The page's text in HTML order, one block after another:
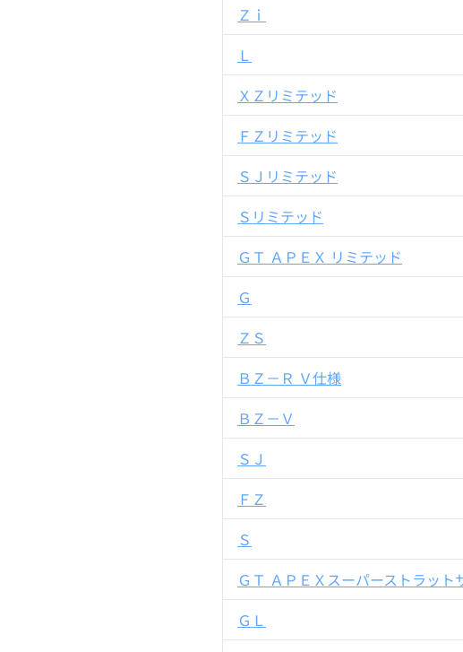
Ｚｉ
Ｌ
ＸＺリミテッド
ＦＺリミテッド
ＳＪリミテッド
Ｓリミテッド
ＧＴ ＡＰＥＸ リミテッド
Ｇ
ＺＳ
ＢＺ－Ｒ Ｖ仕様
ＢＺ－Ｖ
ＳＪ
ＦＺ
Ｓ
ＧＴ ＡＰＥＸスーパーストラット
ＧＬ